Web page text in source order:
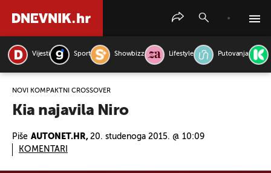
Vijesti Sport Showbizz Lifestyle Putovanja
NOVI KOMPAKTNI CROSSOVER
Kia najavila Niro
Piše AUTONET.HR, 20. studenoga 2015. @ 10:09
KOMENTARI
PRETRAŽITE VIJESTI